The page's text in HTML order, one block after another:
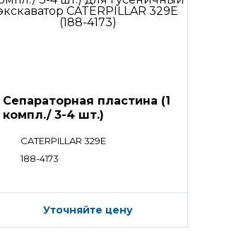
Сепараторная пластина (1
компл./ 3-4 шт.)
CATERPILLAR 329E
188-4173
Уточняйте цену